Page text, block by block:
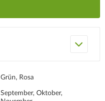
Grün, Rosa
September, Oktober,